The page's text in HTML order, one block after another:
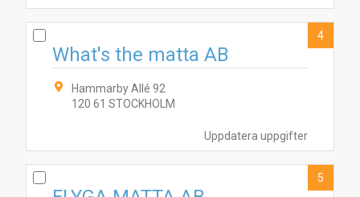
Uppdatera uppgifter
What's the matta AB
Hammarby Allé 92
120 61 STOCKHOLM
4
5